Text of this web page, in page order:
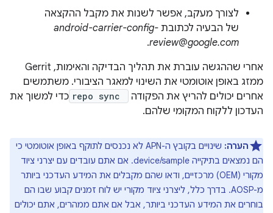
לצורך מעקב, אפשר לשנות את מקבל ההקצאה
של הבעיה לכתובת android-carrier-config-
review@google.com
.
אחרי שההגשה עוברת את תהליך הבדיקה והאימות, Gerrit
ממזג באופן אוטומטי את השינוי למאגר הציבורי. משתמשים
אחרים יכולים להריץ את הפקודה
repo sync כדי למשוך את
העדכון ללקוח המקומי שלהם.
הערה:
שינויים בקובץ ה-APN לא נכנסים לתוקף באופן אוטומטי כי
הם נמצאים בתיקייה device/sample. אם אתם עובדים עם יצרני ציוד
מקורי (OEM) מרכזיים, ודאו שהם מקבלים את המידע העדכני ביותר
מ-AOSP. בדרך כלל, ליצרני ציוד מקורי יש לוח זמנים קבוע שבו הם
בוחרים את המידע העדכני ביותר, אבל אם אתם ממהרים, אתם יכולים